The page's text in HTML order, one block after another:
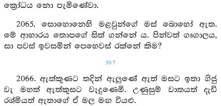
ක්‍රෝධය නො පැමිණේවා.
2065. සොහොනෙහි මළවුන්ගේ මස් බොහෝ ඇත.
මේ ආහාරය තොපගේ සිත් ගන්නේ ය. පින්වත් ගෘගාලය,
සා පවස් ඉවසමින් පෙහෙවස් රක්නේ කිම?
507
2066. ඇත්කුණට තදින් ඇලුණේ ඇත් මසට ඉතා ගිජු
වැ මහත් ඇත්කුසට වැදුණෙමි. උණුසුම් වාතයත් දැඩි
රශ්මියත් ඇතාගේ ඒ මල මඟ වියළු.